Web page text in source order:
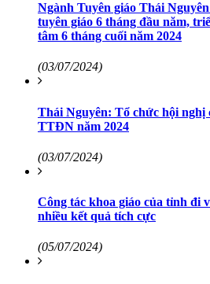
Ngành Tuyên giáo Thái
tuyên giáo 6 tháng đầu năm,
tâm 6 tháng cuối năm 2024
(03/07/2024)
Thái Nguyên: Tổ chức hội nghị
TTĐN năm 2024
(03/07/2024)
Công tác khoa giáo của tỉnh đi
nhiều kết quả tích cực
(05/07/2024)